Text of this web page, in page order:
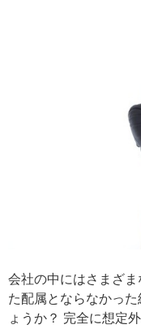
会社の中にはさまざ
た配属とならなかっ
ょうか？ 完全に想定